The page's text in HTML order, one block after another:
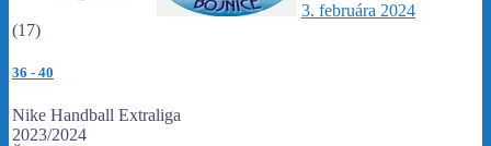
3. februára 2024
(17)
36 - 40
Nike Handball Extraliga
2023/2024